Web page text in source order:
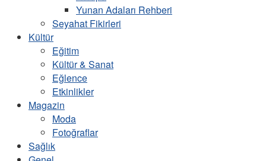
Yunan Adaları Rehberi
Seyahat Fikirleri
Kültür
Eğitim
Kültür & Sanat
Eğlence
Etkinlikler
Magazin
Moda
Fotoğraflar
Sağlık